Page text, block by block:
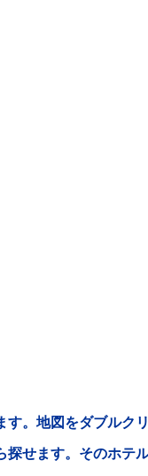
。地図をダブルク
探せます。そのホテ